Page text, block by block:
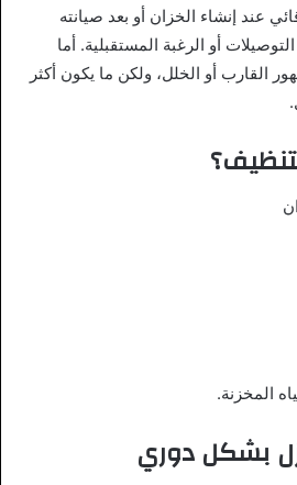
عند إنشاء الخزان أو بعد صيانته
أو الرغبة المستقبلية. أما
القارب أو الخلل، ولكن ما يكون أكثر
المخزنة.
بشكل دوري